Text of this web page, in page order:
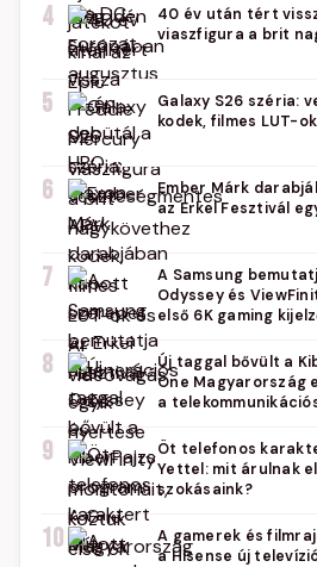
4
40 év után tért
viaszfigura a brit
5
Galaxy S26 széria:
kodek, filmes LUT-
6
Ember Márk
az Erkel Fesztivál
7
A Samsung
Odyssey és
első 6K gaming
8
Új taggal bővült a
One Magyarország
a
9
Öt telefonos
Yettel: mit árulnak
szokásaink?
10
A gamerek és
a Hisense új